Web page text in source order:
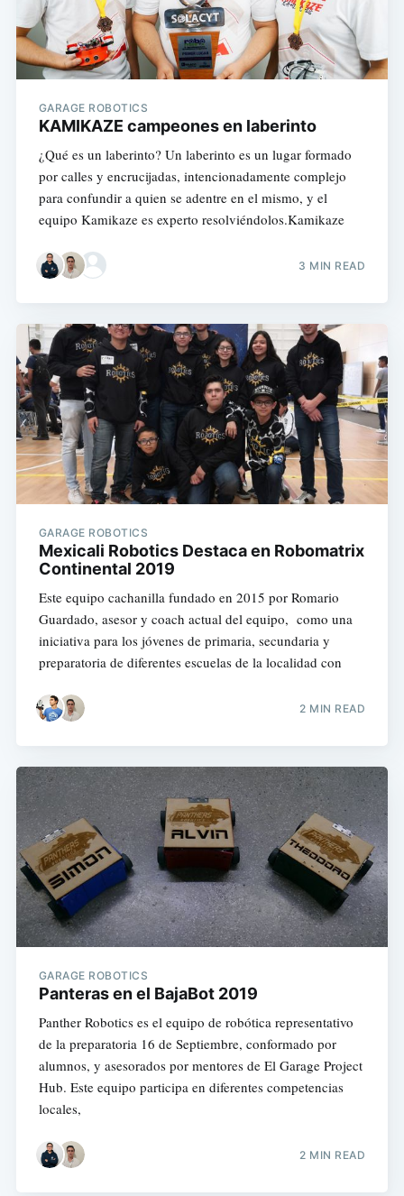
GARAGE ROBOTICS
KAMIKAZE campeones en laberinto
¿Qué es un laberinto? Un laberinto es un lugar formado
por calles y encrucijadas, intencionadamente complejo
para confundir a quien se adentre en el mismo, y el
equipo Kamikaze es experto resolviéndolos.Kamikaze
3 MIN READ
GARAGE ROBOTICS
Mexicali Robotics Destaca en Robomatrix
Continental 2019
Este equipo cachanilla fundado en 2015 por Romario
Guardado, asesor y coach actual del equipo, como una
iniciativa para los jóvenes de primaria, secundaria y
preparatoria de diferentes escuelas de la localidad con
2 MIN READ
GARAGE ROBOTICS
Panteras en el BajaBot 2019
Panther Robotics es el equipo de robótica representativo
de la preparatoria 16 de Septiembre, conformado por
alumnos, y asesorados por mentores de El Garage Project
Hub. Este equipo participa en diferentes competencias
locales,
2 MIN READ